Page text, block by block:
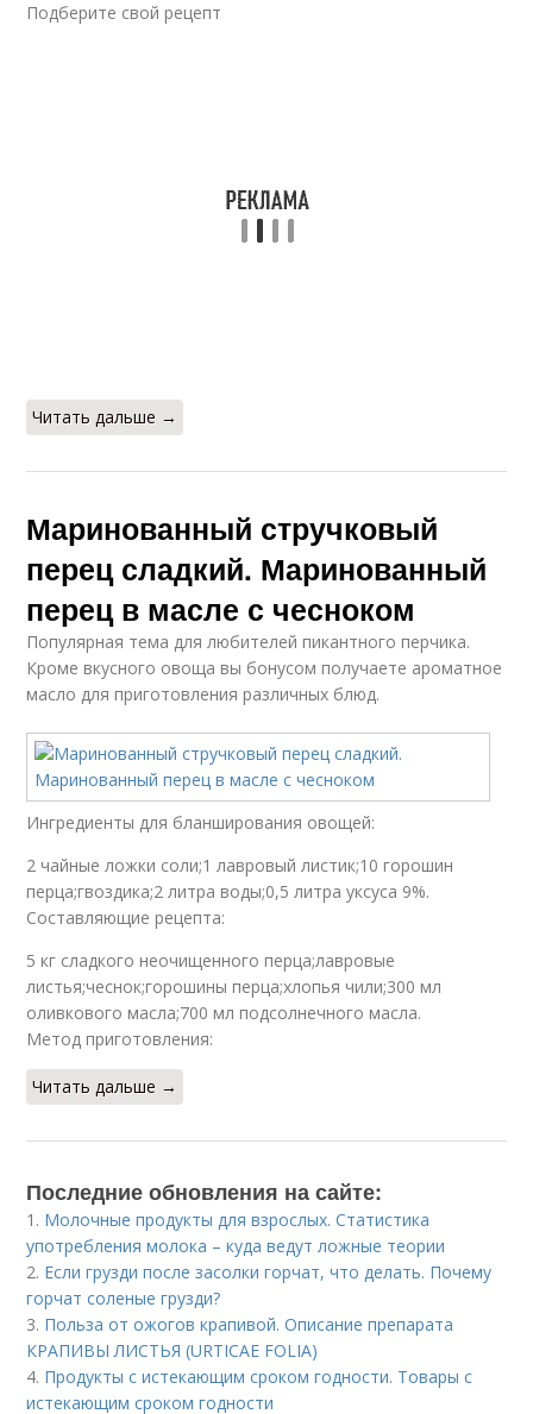
Подберите свой рецепт
Читать дальше →
Маринованный стручковый
перец сладкий. Маринованный
перец в масле с чесноком
Популярная тема для любителей пикантного перчика.
Кроме вкусного овоща вы бонусом получаете ароматное
масло для приготовления различных блюд.
Ингредиенты для бланширования овощей:
2 чайные ложки соли;1 лавровый листик;10 горошин
перца;гвоздика;2 литра воды;0,5 литра уксуса 9%.
Составляющие рецепта:
5 кг сладкого неочищенного перца;лавровые
листья;чеснок;горошины перца;хлопья чили;300 мл
оливкового масла;700 мл подсолнечного масла.
Метод приготовления:
Читать дальше →
Последние обновления на сайте:
1. Молочные продукты для взрослых. Статистика
употребления молока – куда ведут ложные теории
2. Если грузди после засолки горчат, что делать. Почему
горчат соленые грузди?
3. Польза от ожогов крапивой. Описание препарата
КРАПИВЫ ЛИСТЬЯ (URTICAE FOLIA)
4. Продукты с истекающим сроком годности. Товары с
истекающим сроком годности